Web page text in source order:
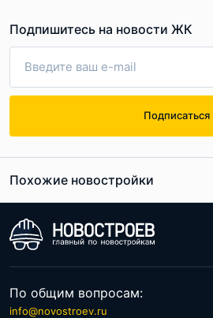
Подпишитесь на новости ЖК
Подписаться
Похожие новостройки
По расположению
По общим вопросам:
info@novostroev.ru